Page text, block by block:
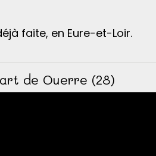
faite, en Eure-et-Loir.
de Ouerre (28)